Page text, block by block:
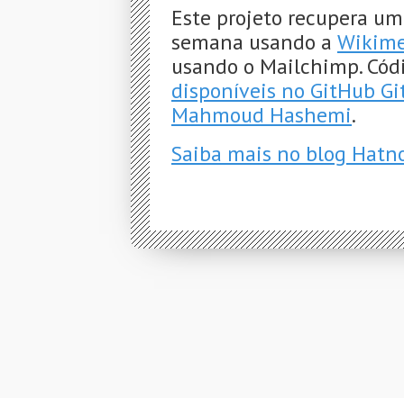
Este projeto recupera
semana usando a
usando o Mailchimp.
disponíveis no GitHub
Mahmoud Hashemi.
Saiba mais no blog